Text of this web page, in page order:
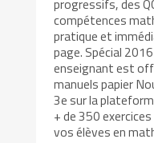
progressifs, des
compétences
pratique et
page. Spécial
enseignant est
manuels papier
3e sur la
+ de 350
vos élèves en